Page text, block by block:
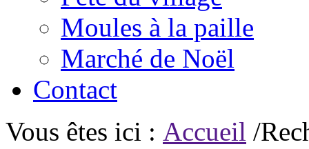
Moules à la paille
Marché de Noël
Contact
Vous êtes ici : Accueil /